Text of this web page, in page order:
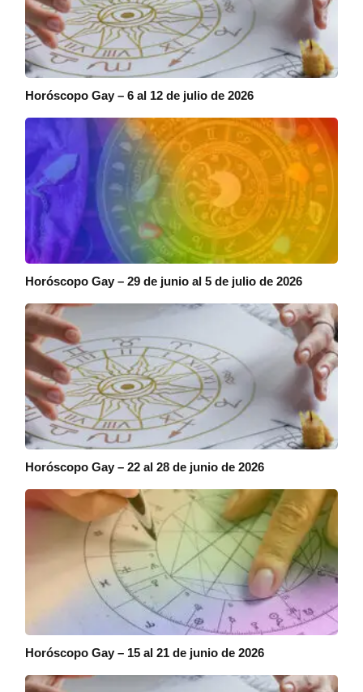
Horóscopo Gay – 6 al 12 de julio de 2026
Horóscopo Gay – 29 de junio al 5 de julio de 2026
Horóscopo Gay – 22 al 28 de junio de 2026
Horóscopo Gay – 15 al 21 de junio de 2026